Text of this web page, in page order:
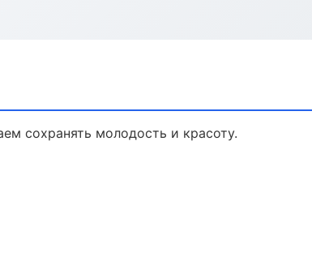
сохранять молодость и красоту.